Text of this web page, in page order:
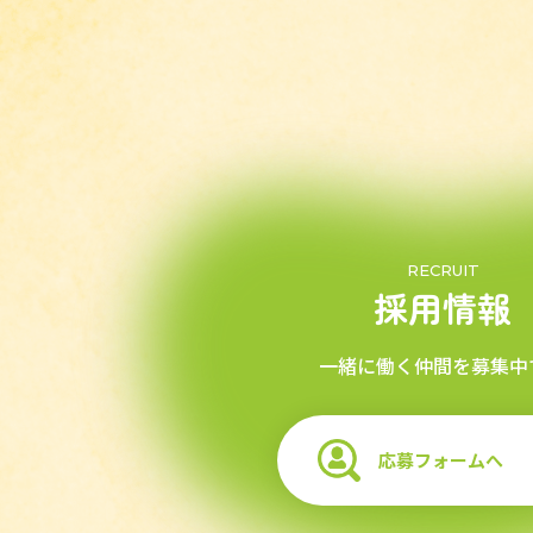
RECRUIT
採用情報
一緒に働く仲間を募集
応募フォームへ